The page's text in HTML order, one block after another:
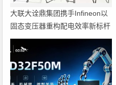
大联大诠鼎集团携手Infineon以
固态变压器重构配电效率新标杆